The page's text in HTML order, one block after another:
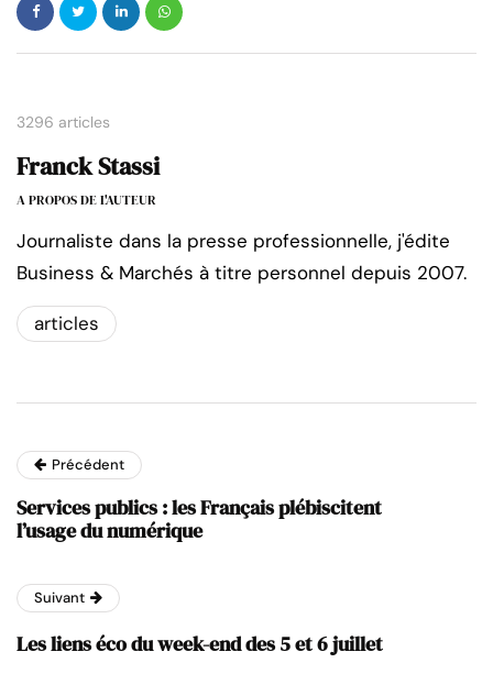
3296 articles
Franck Stassi
A PROPOS DE L'AUTEUR
Journaliste dans la presse professionnelle, j'édite
Business & Marchés à titre personnel depuis 2007.
articles
Précédent
Services publics : les Français plébiscitent
l’usage du numérique
Suivant
Les liens éco du week-end des 5 et 6 juillet